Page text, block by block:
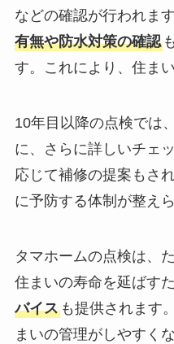
などの確認が行われます
有無や防水対策の確認
す。これにより、住ま
10年目以降の点検では
に、さらに詳しいチェ
応じて補修の提案もさ
に予防する体制が整え
タマホームの点検は、
住まいの寿命を延ばす
バイスも提供されます
まいの管理がしやすく